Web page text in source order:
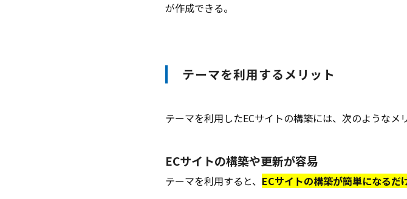
が作成できる。
テーマを利用するメリット
テーマを利用したECサイトの構築には、次のようなメ
ECサイトの構築や更新が容易
テーマを利用すると、 ECサイトの構築が簡単になるだ